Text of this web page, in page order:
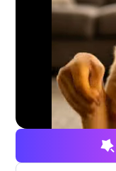
วิดีโอ AI
เครื่องมือ AI
เครื่องมือฟรี